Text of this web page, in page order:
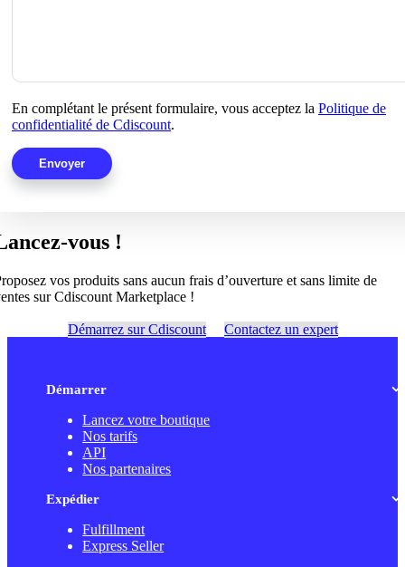
En complétant le présent formulaire, vous acceptez la Politique de
confidentialité de Cdiscount.
vous !
vos produits sans aucun frais d’ouverture et sans limite de
sur Cdiscount Marketplace !
Démarrez sur Cdiscount Contactez un expert
Démarrer
Lancez votre boutique
Nos tarifs
API
Nos partenaires
Expédier
Fulfillment
Express Seller